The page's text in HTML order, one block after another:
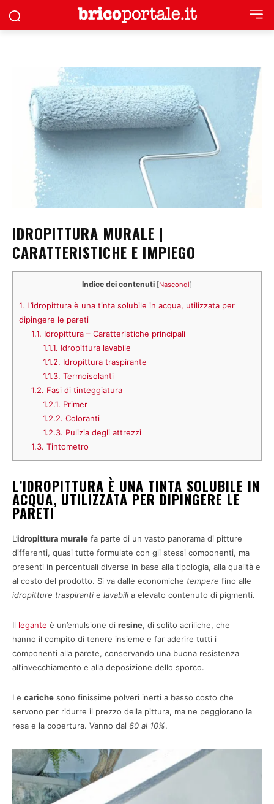
IDROPITTURA MURALE |
CARATTERISTICHE E IMPIEGO
Indice dei contenuti [Nascondi]
1. L’idropittura è una tinta solubile in acqua, utilizzata per
dipingere le pareti
1.1. Idropittura – Caratteristiche principali
1.1.1. Idropittura lavabile
1.1.2. Idropittura traspirante
1.1.3. Termoisolanti
1.2. Fasi di tinteggiatura
1.2.1. Primer
1.2.2. Coloranti
1.2.3. Pulizia degli attrezzi
1.3. Tintometro
L’IDROPITTURA È UNA TINTA SOLUBILE IN
ACQUA, UTILIZZATA PER DIPINGERE LE
PARETI
L’idropittura murale fa parte di un vasto panorama di pitture
differenti, quasi tutte formulate con gli stessi componenti, ma
presenti in percentuali diverse in base alla tipologia, alla qualità e
al costo del prodotto. Si va dalle economiche tempere fino alle
idropitture traspiranti e lavabili a elevato contenuto di pigmenti.
Il legante è un’emulsione di resine, di solito acriliche, che
hanno il compito di tenere insieme e far aderire tutti i
componenti alla parete, conservando una buona resistenza
all’invecchiamento e alla deposizione dello sporco.
Le cariche sono finissime polveri inerti a basso costo che
servono per ridurre il prezzo della pittura, ma ne peggiorano la
resa e la copertura. Vanno dal 60 al 10%.